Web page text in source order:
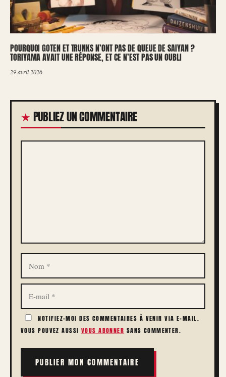
POURQUOI GOTEN ET TRUNKS N’ONT PAS DE QUEUE DE SAIYAN ?
TORIYAMA AVAIT UNE RÉPONSE, ET CE N’EST PAS UN OUBLI
29 avril 2026
PUBLIEZ UN COMMENTAIRE
COMMENTAIRE
NOM
E-
MAIL
NOTIFIEZ-MOI DES COMMENTAIRES À VENIR VIA E-MAIL.
VOUS POUVEZ AUSSI VOUS ABONNER SANS COMMENTER.